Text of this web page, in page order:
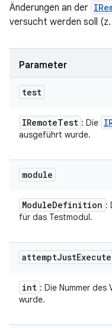
Änderungen an der
versucht werden soll
Parameter
test
IRemoteTest : Die
ausgeführt wurde.
module
ModuleDefinition :
für das Testmodul.
attemptJust
int : Die Nummer
wurde.